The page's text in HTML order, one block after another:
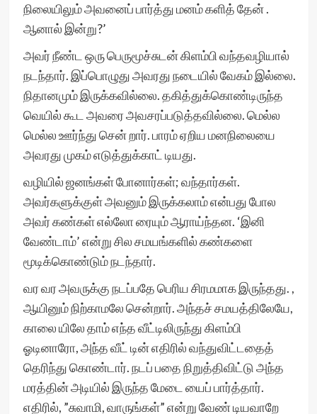
நிலையிலும் அவனைப் பார்த்து மனம் களித் தேன் .
ஆனால் இன்று?’
அவர் நீண்ட ஒரு பெருமூச்சுடன் கிளம்பி வந்தவழியால்
நடந்தார். இப்பொழுது அவரது நடையில் வேகம் இல்லை.
நிதானமும் இருக்கவில்லை. தகித்துக்கொண்டிருந்த
வெயில் கூட அவரை அவசரப்படுத்தவில்லை. மெல்ல
மெல்ல ஊர்ந்து சென் றார். பாரம் ஏறிய மனநிலையை
அவரது முகம் எடுத்துக்காட் டியது.
வழியில் ஜனங்கள் போனார்கள்; வந்தார்கள்.
அவர்களுக்குள் அவனும் இருக்கலாம் என்பது போல
அவர் கண்கள் எல்லோ ரையும் ஆராய்ந்தன. ‘இனி
வேண்டாம்’ என்று சில சமயங்களில் கண்களை
மூடிக்கொண்டும் நடந்தார்.
வர வர அவருக்கு நடப்பதே பெரிய சிரமமாக இருந்தது. ,
ஆயினும் நிற்காமலே சென்றார். அந்தச் சமயத்திலேயே,
காலை யிலே தாம் எந்த வீட்டிலிருந்து கிளம்பி
ஓடினாரோ, அந்த வீட் டின் எதிரில் வந்துவிட்டதைத்
தெரிந்து கொண்டார். நடப் பதை நிறுத்திவிட்டு அந்த
மரத்தின் அடியில் இருந்த மேடை யைப் பார்த்தார்.
எதிரில், ”சுவாமி, வாருங்கள்” என்று வேண் டியவாறே